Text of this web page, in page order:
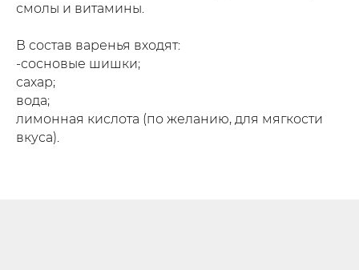
смолы и витамины.
В состав варенья входят:
-сосновые шишки;
сахар;
вода;
лимонная кислота (по желанию, для мягкости
вкуса).